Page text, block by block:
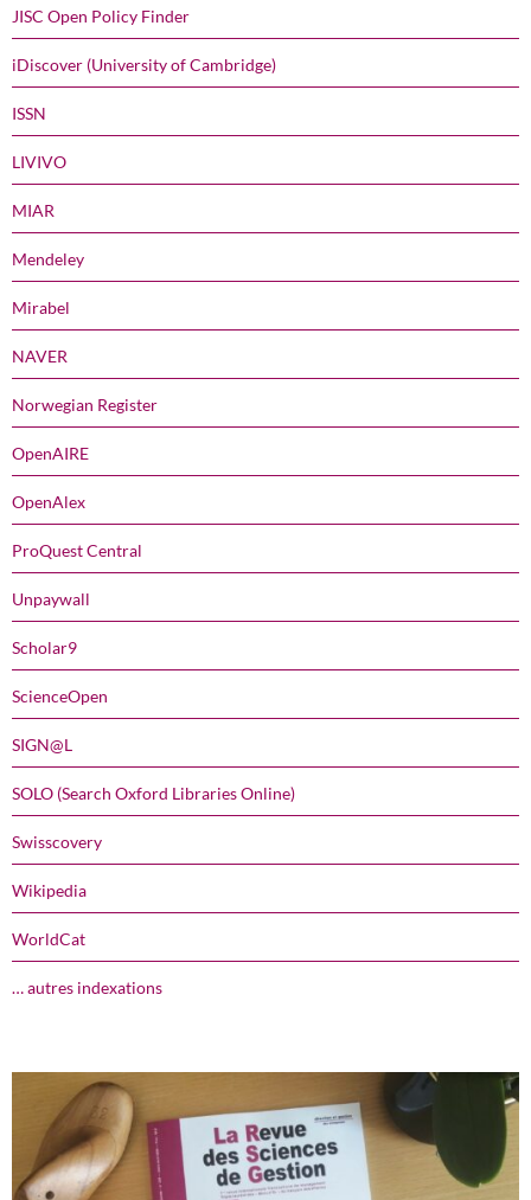
JISC Open Policy Finder
iDiscover (University of Cambridge)
ISSN
LIVIVO
MIAR
Mendeley
Mirabel
NAVER
Norwegian Register
OpenAIRE
OpenAlex
ProQuest Central
Unpaywall
Scholar9
ScienceOpen
SIGN@L
SOLO (Search Oxford Libraries Online)
Swisscovery
Wikipedia
WorldCat
… autres indexations